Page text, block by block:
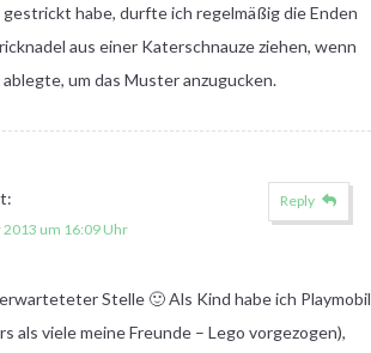
habe, durfte ich regelmäßig die Enden
aus einer Katerschnauze ziehen, wenn
um das Muster anzugucken.
2013 um 16:09 Uhr
Stelle 🙂 Als Kind habe ich Playmobil
als viele meine Freunde – Lego vorgezogen),
Reply